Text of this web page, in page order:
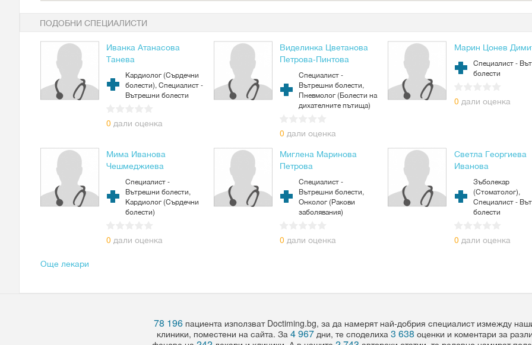
ПОДОБНИ СПЕЦИАЛИСТИ
Иванка Атанасова
Танева
Кардиолог (Сърдечни
болести), Специалист -
Вътрешни болести
0 дали оценка
Виделинка Цветанова
Петрова-Пинтова
Специалист -
Вътрешни болести,
Пневмолог (Болести на
дихателните пътища)
0 дали оценка
Марин Цонев
Специалист -
болести
0 дали оценка
Мима Иванова
Чешмеджиева
Специалист -
Вътрешни болести,
Кардиолог (Сърдечни
болести)
0 дали оценка
Миглена Маринова
Петрова
Специалист -
Вътрешни болести,
Онколог (Ракови
заболявания)
0 дали оценка
Светла Георгиева
Иванова
Зъболекар
(Стоматолог),
Специалист -
болести
0 дали оценка
Още лекари
78 196 пациента използват Doctiming.bg, за да намерят най-добрия специалист измежду
клиники, поместени на сайта. За 4 967дни, те споделиха 3 638 оценки и коментари за